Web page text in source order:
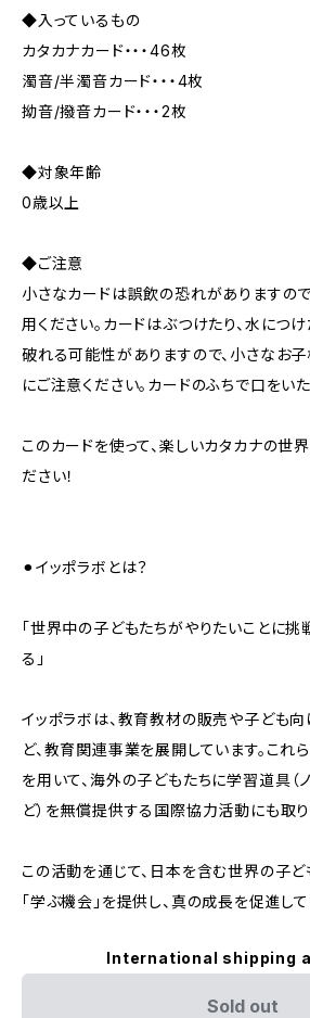
◆入っているもの
カタカナカード・・・46枚
濁音/半濁音カード・・・4枚
拗音/撥音カード・・・2枚
◆対象年齢
0歳以上
◆ご注意
小さなカードは誤飲の恐れがありますの
用ください。カードはぶつけたり、水につけ
破れる可能性がありますので、小さなお
にご注意ください。カードのふちで口をい
このカードを使って、楽しいカタカナの世
ださい！
⚫︎イッポラボとは？
「世界中の子どもたちがやりたいことに
る」
イッポラボは、教育教材の販売や子ども
ど、教育関連事業を展開しています。これ
を用いて、海外の子どもたちに学習道具（
ど）を無償提供する国際協力活動にも取り
この活動を通じて、日本を含む世界の子ど
「学ぶ機会」を提供し、真の成長を促進して
International shipping
Sold out